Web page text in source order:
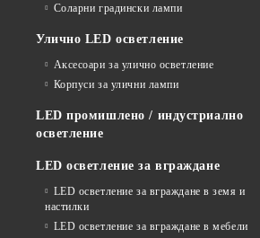
Соларни градински лампи
Улично LED осветление
Аксесоари за улично осветление
Корпуси за улични лампи
LED промишлено / индустриално
осветление
LED осветление за вграждане
LED осветление за вграждане в земя и
настилки
LED осветление за вграждане в мебели